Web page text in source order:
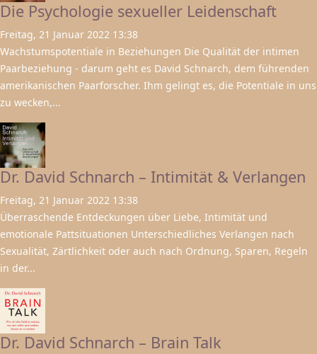
Die Psychologie sexueller Leidenschaft
Freitag, 21 Januar 2022 13:38
Wachstumspotentiale in Beziehungen Die Qualität der intimen
Paarbeziehung - darum geht es David Schnarch, dem führenden
amerikanischen Paarforscher. Ihm gelingt es, die Potentiale in uns
zu wecken,...
Dr. David Schnarch – Intimität & Verlangen
Freitag, 21 Januar 2022 13:38
Überraschende Entdeckungen über Liebe, Intimität und
emotionale Pattsituationen Unterschiedliches Verlangen nach
Sexualität, Zärtlichkeit oder auch nach Ordnung, Sparen, Regeln
in der...
Dr. David Schnarch – Brain Talk